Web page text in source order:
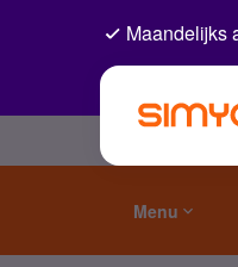
Maandelijks
Menu